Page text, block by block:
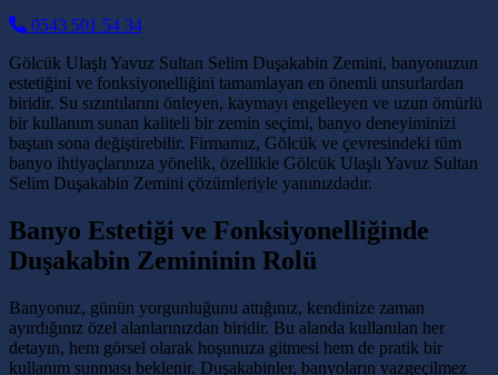
0543 501 54 34
Gölcük Ulaşlı Yavuz Sultan Selim Duşakabin Zemini, banyonuzun
estetiğini ve fonksiyonelliğini tamamlayan en önemli unsurlardan
biridir. Su sızıntılarını önleyen, kaymayı engelleyen ve uzun ömürlü
bir kullanım sunan kaliteli bir zemin seçimi, banyo deneyiminizi
baştan sona değiştirebilir. Firmamız, Gölcük ve çevresindeki tüm
banyo ihtiyaçlarınıza yönelik, özellikle Gölcük Ulaşlı Yavuz Sultan
Selim Duşakabin Zemini çözümleriyle yanınızdadır.
Banyo Estetiği ve Fonksiyonelliğinde
Duşakabin Zemininin Rolü
Banyonuz, günün yorgunluğunu attığınız, kendinize zaman
ayırdığınız özel alanlarınızdan biridir. Bu alanda kullanılan her
detayın, hem görsel olarak hoşunuza gitmesi hem de pratik bir
kullanım sunması beklenir. Duşakabinler, banyoların vazgeçilmez